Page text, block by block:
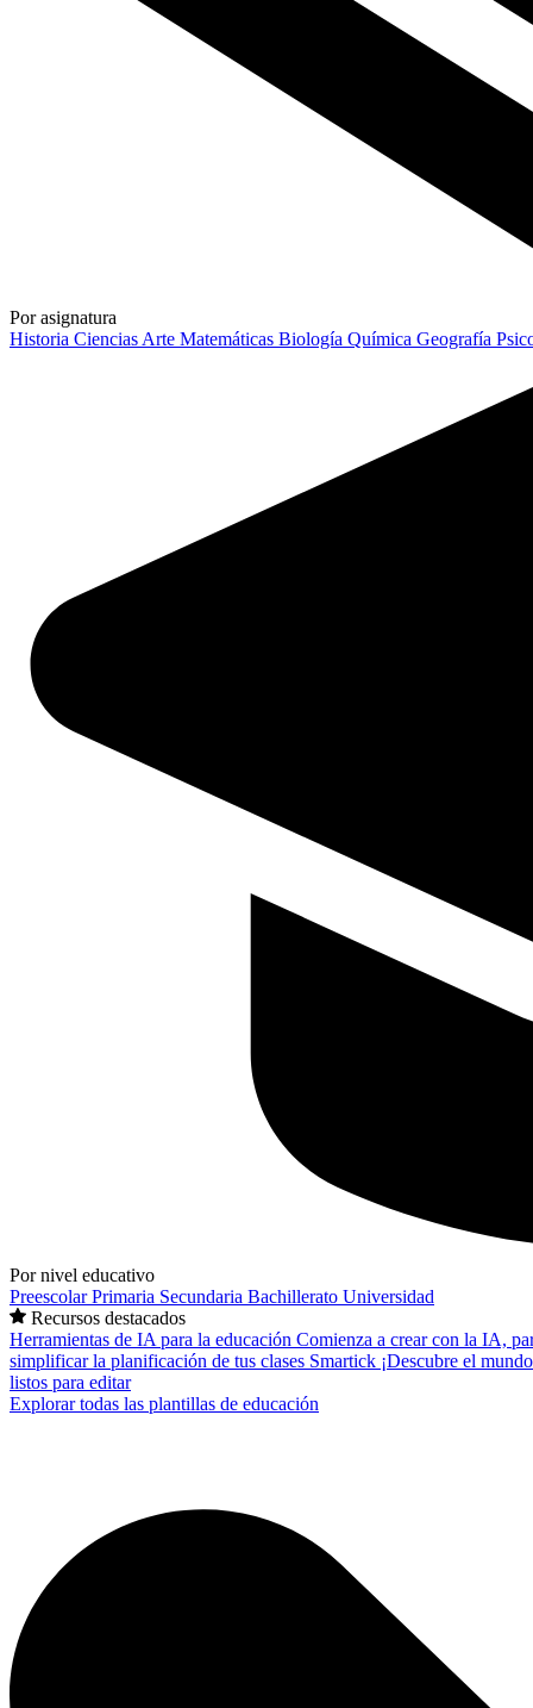
Por asignatura
Historia Ciencias Arte Matemáticas Biología Química Geografía
Por nivel educativo
PreescolarPrimaria Secundaria Bachillerato Universidad
Recursos destacados
Herramientas de IA para la educación Comienza a crear con la IA,
simplificar la planificación de tus clases Smartick ¡Descubre el
listos para editar
Explorar todas las plantillas de educación